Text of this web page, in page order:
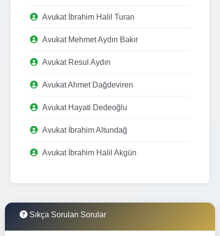
Avukat İbrahim Halil Turan
Avukat Mehmet Aydın Bakır
Avukat Resul Aydın
Avukat Ahmet Dağdeviren
Avukat Hayati Dedeoğlu
Avukat İbrahim Altundağ
Avukat İbrahim Halil Akgün
Sıkça Sorulan Sorular